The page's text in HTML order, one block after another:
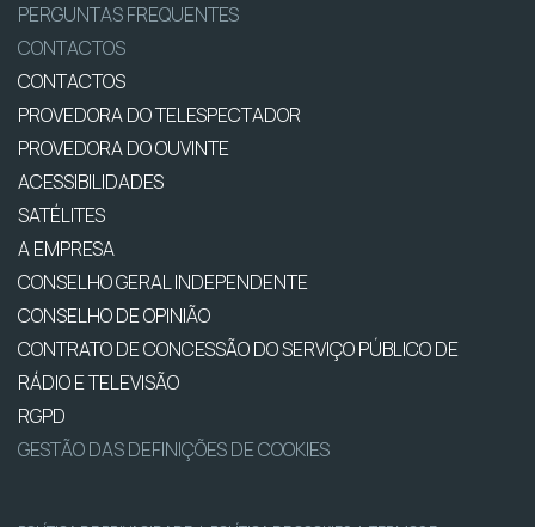
PERGUNTAS FREQUENTES
CONTACTOS
CONTACTOS
PROVEDORA DO TELESPECTADOR
PROVEDORA DO OUVINTE
ACESSIBILIDADES
SATÉLITES
A EMPRESA
CONSELHO GERAL INDEPENDENTE
CONSELHO DE OPINIÃO
CONTRATO DE CONCESSÃO DO SERVIÇO PÚBLICO DE
RÁDIO E TELEVISÃO
RGPD
GESTÃO DAS DEFINIÇÕES DE COOKIES